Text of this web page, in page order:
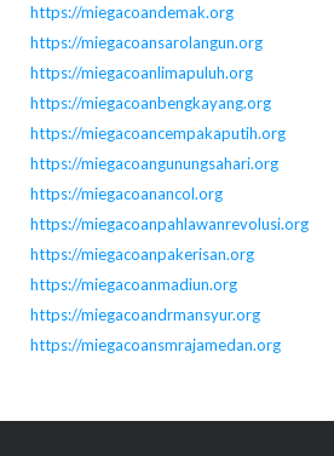
https://miegacoandemak.org
https://miegacoansarolangun.org
https://miegacoanlimapuluh.org
https://miegacoanbengkayang.org
https://miegacoancempakaputih.org
https://miegacoangunungsahari.org
https://miegacoanancol.org
https://miegacoanpahlawanrevolusi.org
https://miegacoanpakerisan.org
https://miegacoanmadiun.org
https://miegacoandrmansyur.org
https://miegacoansmrajamedan.org